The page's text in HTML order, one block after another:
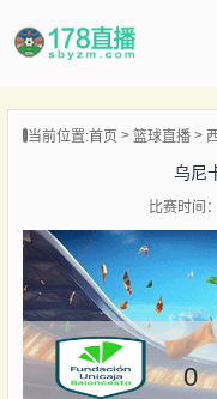
当前位置:首页 篮球直播
乌尼
比赛时间
0